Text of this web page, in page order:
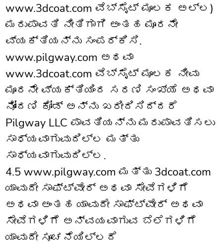
www.3dcoat.com ವೆಬ್‌ಸೈಟ್ ಮೂಲಕ ಅಲ್ಲ)
ಮರುಪಾವತಿ ನೀತಿಗಾಗಿ ಅಂತಹ ಮೂರನೇ
ವ್ಯಕ್ತಿಯನ್ನು ಸಂಪರ್ಕಿಸಿ.
www.pilgway.com ಅಥವಾ
www.3dcoat.com ವೆಬ್‌ಸೈಟ್ ಮೂಲಕ ನೀವು
ಮೂರನೇ ವ್ಯಕ್ತಿಯಿಂದ ಸರಣಿ ಸಂಖ್ಯೆ ಅಥವಾ
ನೋಂದಣಿ ಕೋಡ್ ಅನ್ನು ಖರೀದಿಸಿದ್ದರೆ
Pilgway LLC ಪಾವತಿಯನ್ನು ಮರುಪಾವತಿಸಲು
ಸಾಧ್ಯವಾಗುವುದಿಲ್ಲ ಮತ್ತು
ಸಾಧ್ಯವಾಗುವುದಿಲ್ಲ.
4.5 www.pilgway.com ಮತ್ತು 3dcoat.com
ಯಾವುದೇ ಸಾಫ್ಟ್‌ವೇರ್ ಅಥವಾ ಸೇವೆಗಳಿಗೆ
ಅಥವಾ ಅಂತಹ ಯಾವುದೇ ಸಾಫ್ಟ್‌ವೇರ್ ಅಥವಾ
ಸೇವೆಗಳಿಗೆ ಅನ್ವಯವಾಗುವ ಬೆಲೆಗಳಿಗೆ
ಯಾವುದೇ ಸೂಚನೆಯಿಲ್ಲದೆ